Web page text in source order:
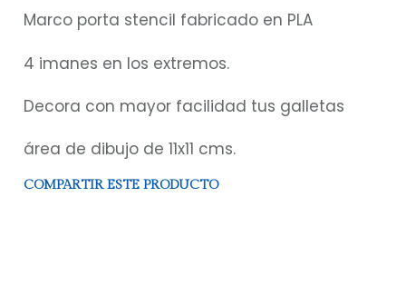
Marco porta stencil fabricado en PLA
4 imanes en los extremos.
Decora con mayor facilidad tus galletas
área de dibujo de 11x11 cms.
COMPARTIR ESTE PRODUCTO